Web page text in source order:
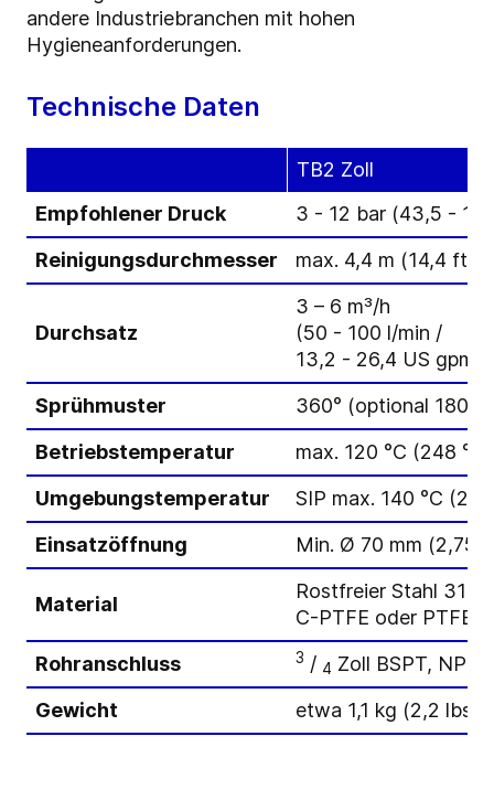
andere Industriebranchen mit hohen
Hygieneanforderungen.
Technische Daten
TB2 Zoll
Empfohlener Druck
3 - 12 bar (43,5 -
Reinigungsdurchmesser
max. 4,4 m (14,4 ft)
Durchsatz
3 – 6 m³/h
(50 - 100 l/min /
13,2 - 26,4 US gpm)
Sprühmuster
360° (optional 180°)
Betriebstemperatur
max. 120 °C (248 °F)
Umgebungstemperatur
SIP max. 140 °C
Einsatzöffnung
Min. Ø 70 mm (2,75
Material
Rostfreier Stahl
C-PTFE oder PTFE
Rohranschluss
3 / 4 Zoll BSPT, NPT
Gewicht
etwa 1,1 kg (2,2 lbs)